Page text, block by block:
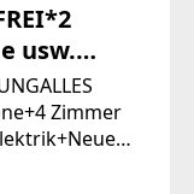
usw.
Zimmer